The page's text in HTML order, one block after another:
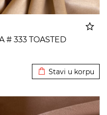
# 333 TOASTED
Stavi u korpu